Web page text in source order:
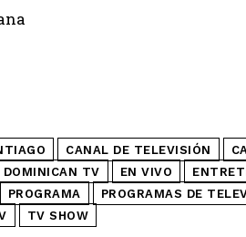
CANAL DE TELEVISIÓN
DOMINICAN TV EN VIVO
PROGRAMA PROGRAMAS DE
TV SHOW